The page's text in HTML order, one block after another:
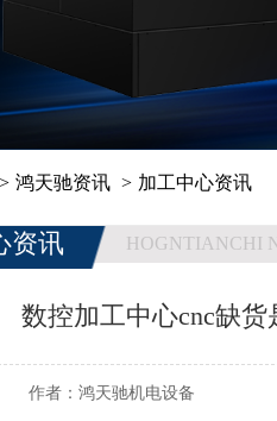
> 鸿天驰资讯 > 加工中心资讯
资讯 HOGNTIANCHI
数控加工中心cnc缺
作者： 鸿天驰机电设备